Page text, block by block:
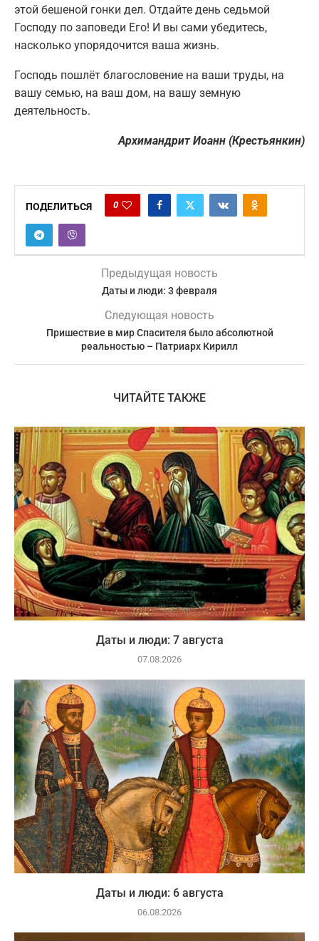
этой бешеной гонки дел. Отдайте день седьмой
Господу по заповеди Его! И вы сами убедитесь,
насколько упорядочится ваша жизнь.
Господь пошлёт благословение на ваши труды, на
вашу семью, на ваш дом, на вашу земную
деятельность.
Архимандрит Иоанн (Крестьянкин)
ПОДЕЛИТЬСЯ 0
Предыдущая новость
Даты и люди: 3 февраля
Следующая новость
Пришествие в мир Спасителя было абсолютной
реальностью – Патриарх Кирилл
ЧИТАЙТЕ ТАКЖЕ
Даты и люди: 7 августа
07.08.2026
Даты и люди: 6 августа
06.08.2026